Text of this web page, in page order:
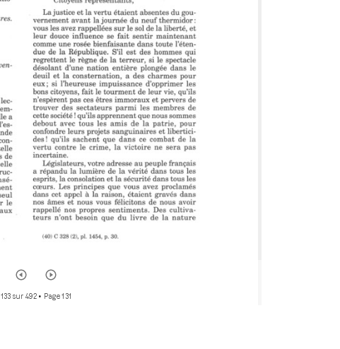
133 sur 492• Page 131